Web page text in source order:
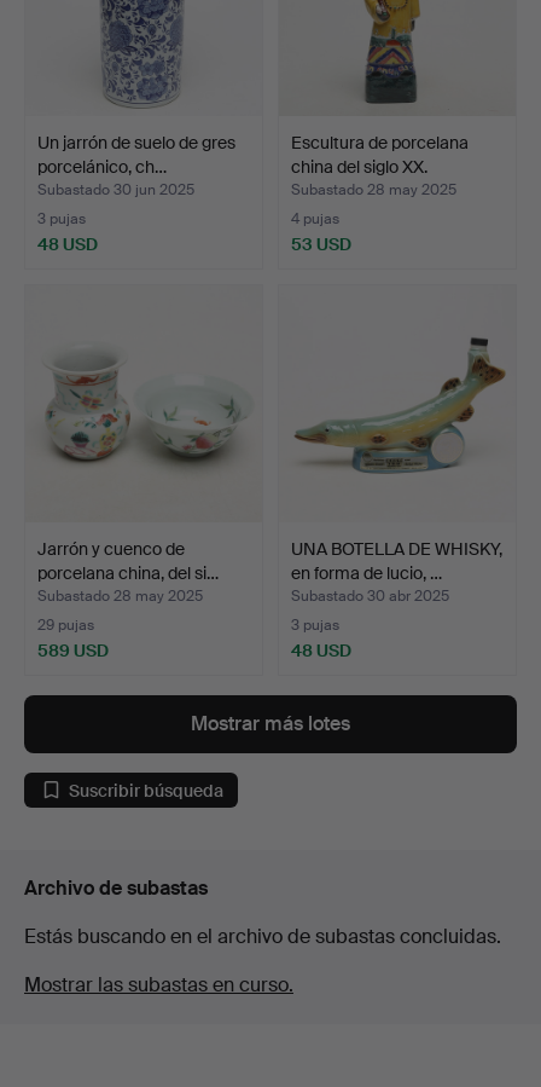
Un jarrón de suelo de gres
porcelánico, ch…
Subastado 30 jun 2025
3 pujas
48 USD
Escultura de porcelana
china del siglo XX.
Subastado 28 may 2025
4 pujas
53 USD
Jarrón y cuenco de
porcelana china, del si…
Subastado 28 may 2025
29 pujas
589 USD
UNA BOTELLA DE WHISKY,
en forma de lucio, …
Subastado 30 abr 2025
3 pujas
48 USD
Mostrar más lotes
Suscribir búsqueda
Archivo de subastas
Estás buscando en el archivo de subastas concluidas.
Mostrar las subastas en curso.